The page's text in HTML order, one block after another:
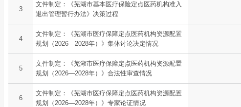
3
文件制定：《芜湖市基本医疗保险定点医药机构准入
退出管理暂行办法》决策过程
4
文件制定：《芜湖市医疗保障定点医药机构资源配置
规划（2026—2028年）》集体讨论决定情况
5
文件制定：《芜湖市医疗保障定点医药机构资源配置
规划（2026—2028年）》合法性审查情况
6
文件制定：《芜湖市医疗保障定点医药机构资源配置
规划（2026—2028年）》专家论证情况